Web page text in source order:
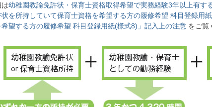
幼稚園教諭免許状・保育士資格取得希望で実務経験3年以上有す
状を所持していて保育士資格を希望する方の履修希望 科目登録用
希望する方の履修希望 科目登録用紙(様式8)」記入上の注意 をご覧